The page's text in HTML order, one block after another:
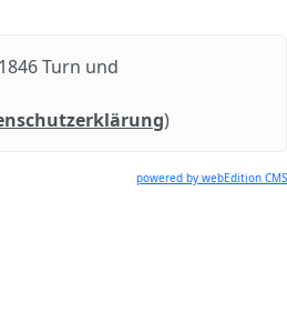
Turn und
)
powered by webEdition CMS